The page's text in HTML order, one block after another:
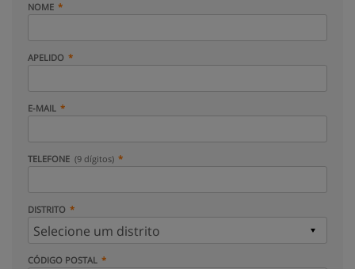
NOME
APELIDO
E-MAIL
TELEFONE (9 dígitos)
DISTRITO
CÓDIGO POSTAL